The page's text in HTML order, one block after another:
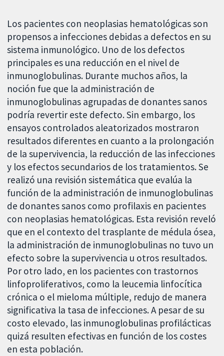
Los pacientes con neoplasias hematológicas son
propensos a infecciones debidas a defectos en su
sistema inmunológico. Uno de los defectos
principales es una reducción en el nivel de
inmunoglobulinas. Durante muchos años, la
noción fue que la administración de
inmunoglobulinas agrupadas de donantes sanos
podría revertir este defecto. Sin embargo, los
ensayos controlados aleatorizados mostraron
resultados diferentes en cuanto a la prolongación
de la supervivencia, la reducción de las infecciones
y los efectos secundarios de los tratamientos. Se
realizó una revisión sistemática que evalúa la
función de la administración de inmunoglobulinas
de donantes sanos como profilaxis en pacientes
con neoplasias hematológicas. Esta revisión reveló
que en el contexto del trasplante de médula ósea,
la administración de inmunoglobulinas no tuvo un
efecto sobre la supervivencia u otros resultados.
Por otro lado, en los pacientes con trastornos
linfoproliferativos, como la leucemia linfocítica
crónica o el mieloma múltiple, redujo de manera
significativa la tasa de infecciones. A pesar de su
costo elevado, las inmunoglobulinas profilácticas
quizá resulten efectivas en función de los costes
en esta población.